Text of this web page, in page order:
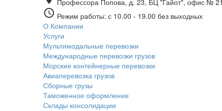
Профессора Попова, д. 23, БЦ "Гайот", офис №
access_time Режим работы: с 10.00 - 19.00 без выходных
О Компании
Услуги
Мультимодальные перевозки
Международные перевозки грузов
Морские контейнерные перевозки
Авиаперевозка грузов
Сборные грузы
Таможенное оформление
Склады консолидации